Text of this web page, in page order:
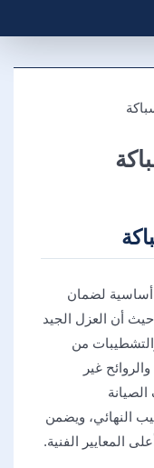
لضمان
أن العزل الجيد
من
غير
النهائي، ويضمن
المعايير الفنية.